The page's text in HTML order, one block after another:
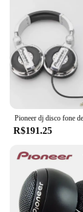
R$191.25